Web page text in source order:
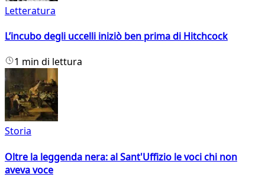
Letteratura
L’incubo degli uccelli iniziò ben prima di Hitchcock
1 min di lettura
Storia
Oltre la leggenda nera: al Sant'Uffizio le voci chi non
aveva voce